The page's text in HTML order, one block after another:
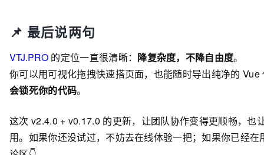
📌 最后说两句
VTJ.PRO 的定位一直很清晰： 降复杂度，不降自由度。
你可以用可视化拖拽快速搭页面，也能随时导出纯净的
会锁死你的代码。
这次 v2.4.0 + v0.17.0 的更新，让团队协作变得更顺畅，也
用。如果你还没试过，不妨去在线体验一把；如果你已经